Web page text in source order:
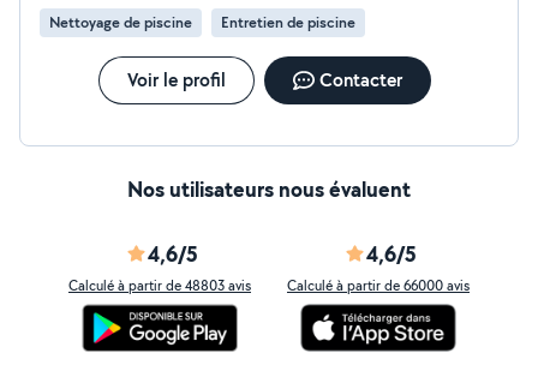
qualité avec des méthodes efficaces et du matériel
professionnel. Chaque prestation est réalisée avec
sérieux, discrétion et respect de votre logement ou de
vos locaux. Que ce soit pour un besoin ponctuel ou un
entretien régulier, je m'adapte à vos attentes afin de
satisfaction est ma priorité.
Nettoyage de piscine Entretien de piscine
Voir le profil Contacter
Nos utilisateurs nous évaluent
4,6/5
Calculé à partir de 48803 avis
4,6/5
Calculé à partir de 66000 avis